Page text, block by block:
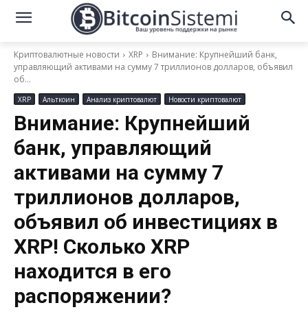
Криптовалютные новости XRP
Внимание: Крупнейший банк,
управляющий активами на сумму 7 триллионов долларов, объявил
об...
XRP Альткоин Анализ криптовалют Новости криптовалют
Внимание: Крупнейший
банк, управляющий
активами на сумму 7
триллионов долларов,
объявил об инвестициях в
XRP! Сколько XRP
находится в его
распоряжении?